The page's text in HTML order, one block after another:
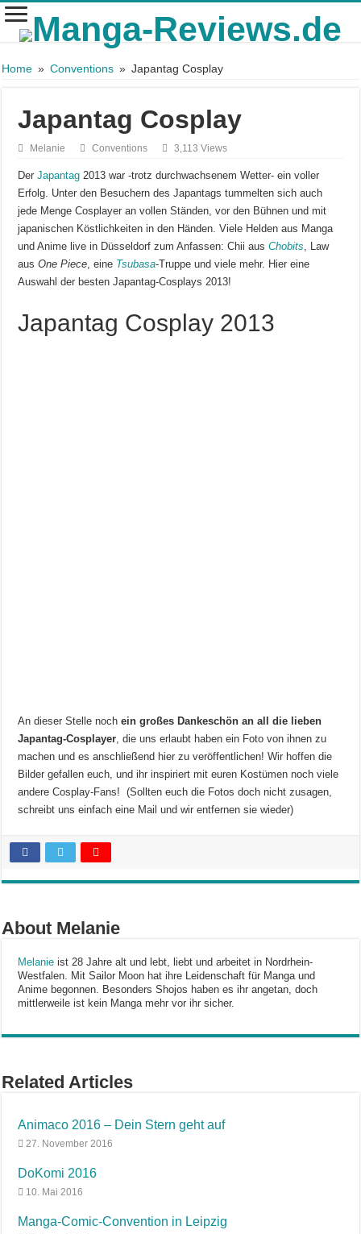
Home » Conventions » Japantag Cosplay
Japantag Cosplay
Melanie Conventions 3,113 Views
DerJapantag 2013 war -trotz durchwachsenem Wetter- ein voller
Erfolg. Unter den Besuchern des Japantags tummelten sich auch
jede Menge Cosplayer an vollen Ständen, vor den Bühnen und mit
japanischen Köstlichkeiten in den Händen. Viele Helden aus Manga
und Anime live in Düsseldorf zum Anfassen: Chii ausChobits, Law
ausOne Piece, eine Tsubasa-Truppe und viele mehr. Hier eine
Auswahl der besten Japantag-Cosplays 2013!
Japantag Cosplay 2013
An dieser Stelle nochein großes Dankeschön an all die lieben
Japantag-Cosplayer, die uns erlaubt haben ein Foto von ihnen zu
machen und es anschließend hier zu veröffentlichen! Wir hoffen die
Bilder gefallen euch, und ihr inspiriert mit euren Kostümen noch viele
andere Cosplay-Fans! (Sollten euch die Fotos doch nicht zusagen,
schreibt uns einfach eine Mail und wir entfernen sie wieder)
About Melanie
Melanie ist 28 Jahre alt und lebt, liebt und arbeitet in Nordrhein-
Westfalen. Mit Sailor Moon hat ihre Leidenschaft für Manga und
Anime begonnen. Besonders Shojos haben es ihr angetan, doch
mittlerweile ist kein Manga mehr vor ihr sicher.
Related Articles
Animaco 2016 – Dein Stern geht auf
27. November 2016
DoKomi 2016
10. Mai 2016
Manga-Comic-Convention in Leipzig